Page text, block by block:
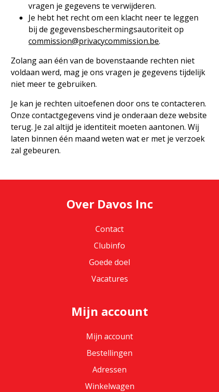
vragen je gegevens te verwijderen.
Je hebt het recht om een klacht neer te leggen
bij de gegevensbeschermingsautoriteit op
commission@privacycommission.be.
Zolang aan één van de bovenstaande rechten niet
voldaan werd, mag je ons vragen je gegevens tijdelijk
niet meer te gebruiken.
Je kan je rechten uitoefenen door ons te contacteren.
Onze contactgegevens vind je onderaan deze website
terug. Je zal altijd je identiteit moeten aantonen. Wij
laten binnen één maand weten wat er met je verzoek
zal gebeuren.
Over Davos Inc
Contact
Clubinfo
Goede doel
Vacatures
Mijn account
Mijn account
Bestellingen
Adressen
Winkelwagen